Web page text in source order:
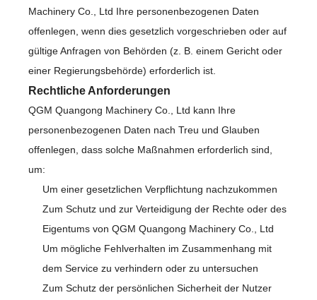
Machinery Co., Ltd Ihre personenbezogenen Daten
offenlegen, wenn dies gesetzlich vorgeschrieben oder auf
gültige Anfragen von Behörden (z. B. einem Gericht oder
einer Regierungsbehörde) erforderlich ist.
Rechtliche Anforderungen
QGM Quangong Machinery Co., Ltd kann Ihre
personenbezogenen Daten nach Treu und Glauben
offenlegen, dass solche Maßnahmen erforderlich sind,
um:
Um einer gesetzlichen Verpflichtung nachzukommen
Zum Schutz und zur Verteidigung der Rechte oder des
Eigentums von QGM Quangong Machinery Co., Ltd
Um mögliche Fehlverhalten im Zusammenhang mit
dem Service zu verhindern oder zu untersuchen
Zum Schutz der persönlichen Sicherheit der Nutzer